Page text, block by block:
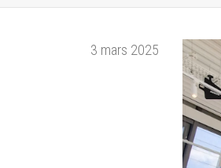
3 mars 2025